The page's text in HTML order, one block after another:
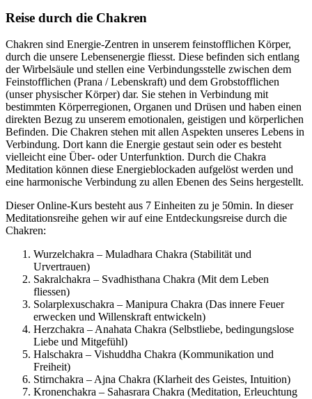
Reise durch die Chakren
Chakren sind Energie-Zentren in unserem feinstofflichen Körper,
durch die unsere Lebensenergie fliesst. Diese befinden sich entlang
der Wirbelsäule und stellen eine Verbindungsstelle zwischen dem
Feinstofflichen (Prana / Lebenskraft) und dem Grobstofflichen
(unser physischer Körper) dar. Sie stehen in Verbindung mit
bestimmten Körperregionen, Organen und Drüsen und haben einen
direkten Bezug zu unserem emotionalen, geistigen und körperlichen
Befinden. Die Chakren stehen mit allen Aspekten unseres Lebens in
Verbindung. Dort kann die Energie gestaut sein oder es besteht
vielleicht eine Über- oder Unterfunktion. Durch die Chakra
Meditation können diese Energieblockaden aufgelöst werden und
eine harmonische Verbindung zu allen Ebenen des Seins hergestellt.
Dieser Online-Kurs besteht aus 7 Einheiten zu je 50min. In dieser
Meditationsreihe gehen wir auf eine Entdeckungsreise durch die
Chakren:
Wurzelchakra – Muladhara Chakra (Stabilität und
Urvertrauen)
Sakralchakra – Svadhisthana Chakra (Mit dem Leben
fliessen)
Solarplexuschakra – Manipura Chakra (Das innere Feuer
erwecken und Willenskraft entwickeln)
Herzchakra – Anahata Chakra (Selbstliebe, bedingungslose
Liebe und Mitgefühl)
Halschakra – Vishuddha Chakra (Kommunikation und
Freiheit)
Stirnchakra – Ajna Chakra (Klarheit des Geistes, Intuition)
Kronenchakra – Sahasrara Chakra (Meditation, Erleuchtung